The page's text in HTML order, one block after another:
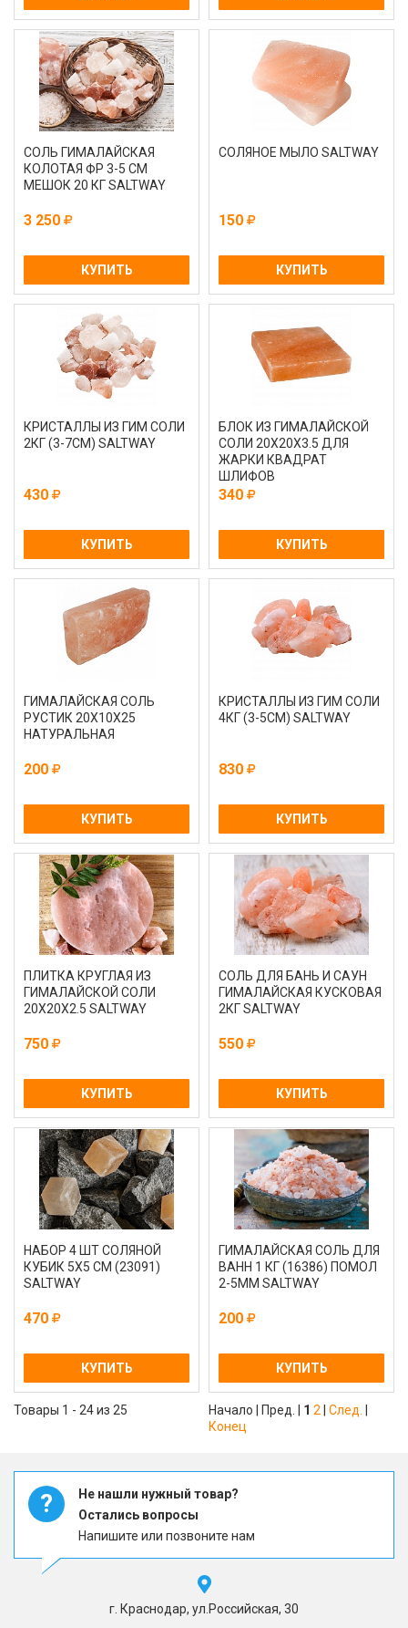
СОЛЬ ГИМАЛАЙСКАЯ
КОЛОТАЯ ФР 3-5 СМ
МЕШОК 20 КГ SALTWAY
3 250
КУПИТЬ
СОЛЯНОЕ МЫЛО SALTWAY
150
КУПИТЬ
КРИСТАЛЛЫ ИЗ ГИМ СОЛИ
2КГ (3-7СМ) SALTWAY
430
КУПИТЬ
БЛОК ИЗ ГИМАЛАЙСКОЙ
СОЛИ 20Х20Х3.5 ДЛЯ
ЖАРКИ КВАДРАТ
ШЛИФОВ
340
КУПИТЬ
ГИМАЛАЙСКАЯ СОЛЬ
РУСТИК 20Х10Х25
НАТУРАЛЬНАЯ
200
КУПИТЬ
КРИСТАЛЛЫ ИЗ ГИМ СОЛИ
4КГ (3-5СМ) SALTWAY
830
КУПИТЬ
ПЛИТКА КРУГЛАЯ ИЗ
ГИМАЛАЙСКОЙ СОЛИ
20Х20Х2.5 SALTWAY
750
КУПИТЬ
СОЛЬ ДЛЯ БАНЬ И САУН
ГИМАЛАЙСКАЯ КУСКОВАЯ
2КГ SALTWAY
550
КУПИТЬ
НАБОР 4 ШТ СОЛЯНОЙ
КУБИК 5Х5 СМ (23091)
SALTWAY
470
КУПИТЬ
ГИМАЛАЙСКАЯ СОЛЬ ДЛЯ
ВАНН 1 КГ (16386) ПОМОЛ
2-5ММ SALTWAY
200
КУПИТЬ
Товары 1 - 24 из 25 Начало | Пред. | 1 2 След.
Конец
?
Не нашли нужный товар?
Остались вопросы
Напишите или позвоните нам
г. Краснодар, ул.Российская, 30